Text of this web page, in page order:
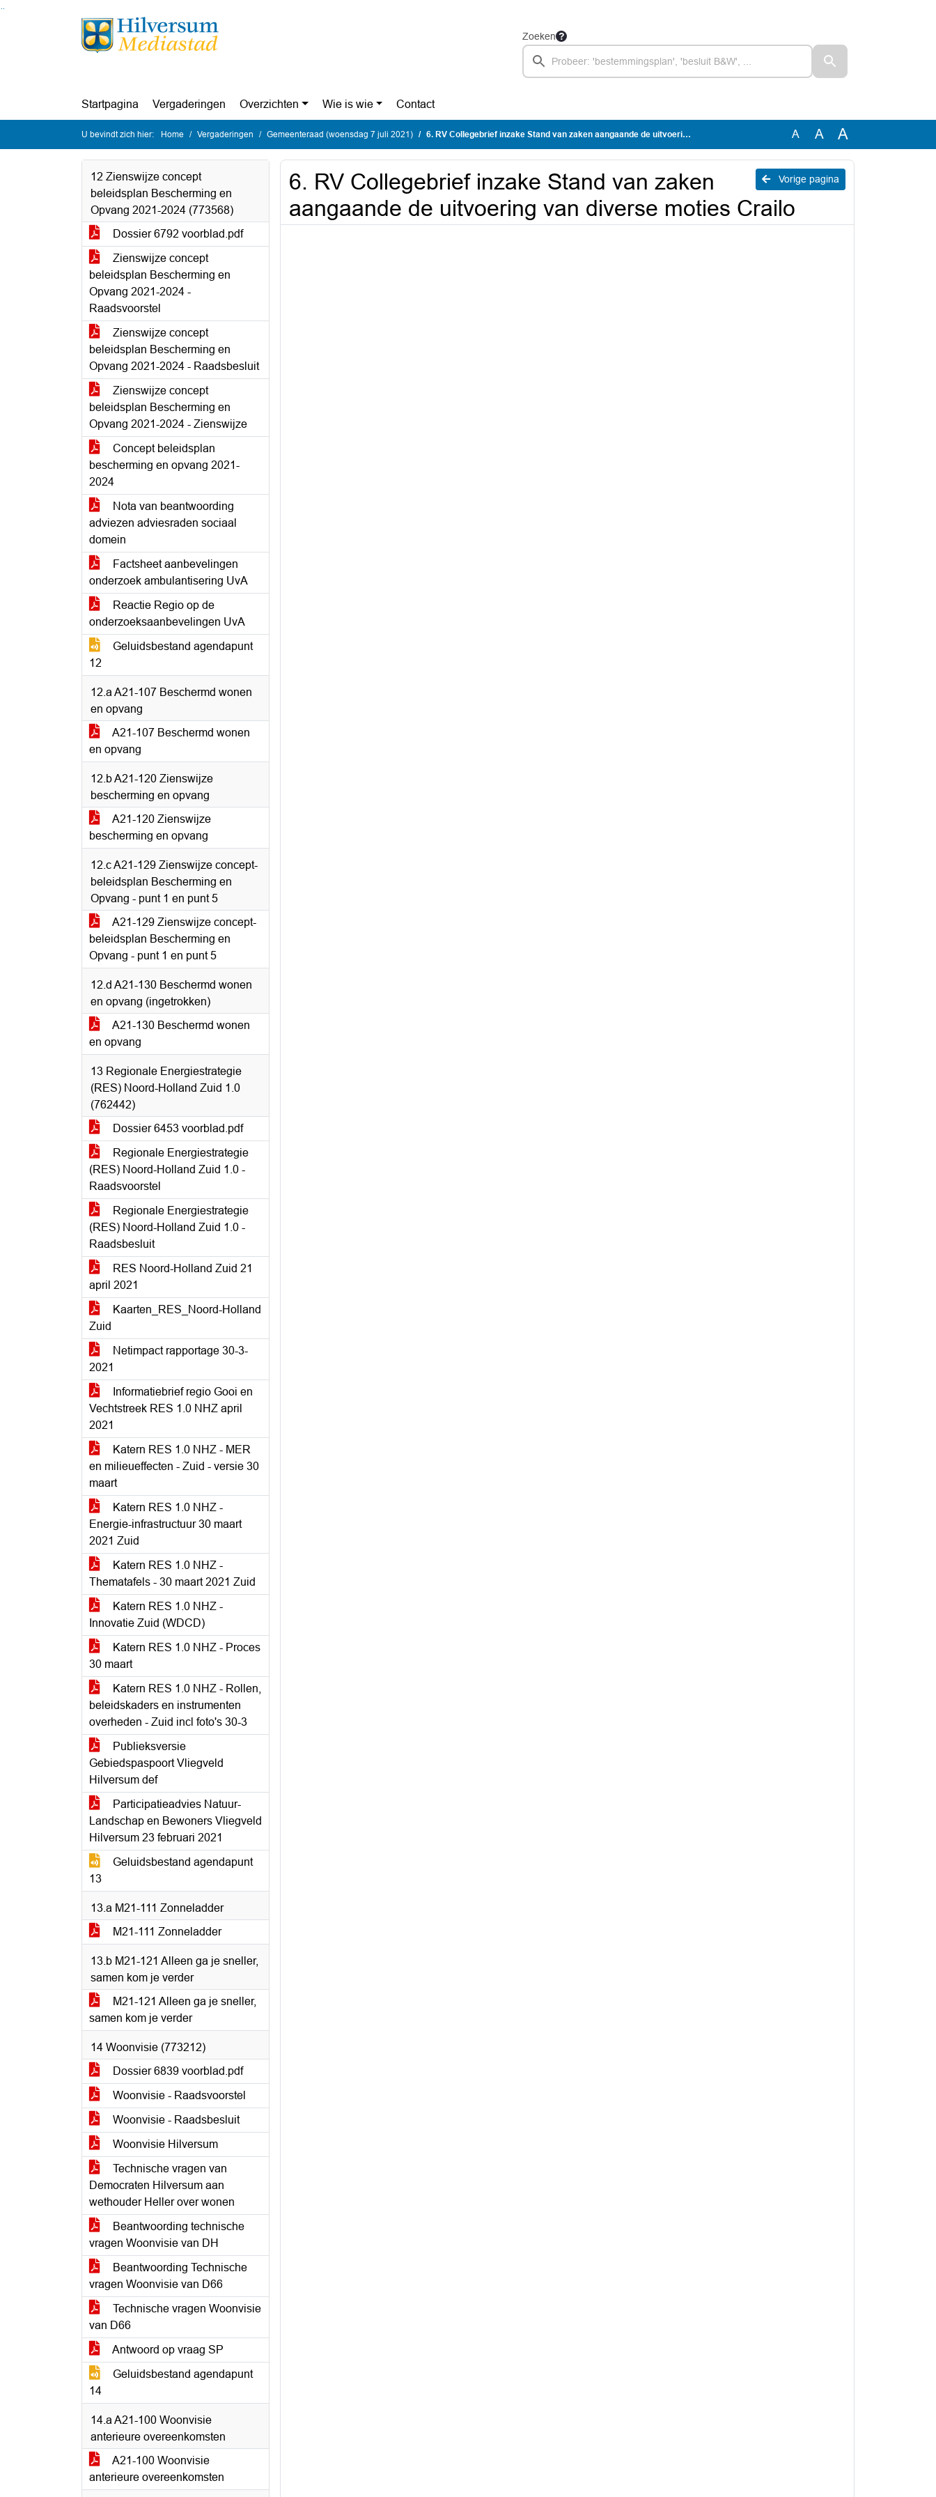
Ga naar de inhoud van deze pagina
Ga naar het zoeken
Ga naar het menu
Zoeken
Startpagina Vergaderingen Overzichten Wie is wie Contact
U bevindt zich hier: Home Vergaderingen Gemeenteraad (woensdag 7 juli 2021) 6. RV Collegebrief inzake Stand van zaken aangaande de uitvoering van diverse moties Crailo A A A
12 Zienswijze concept
beleidsplan Bescherming en
Opvang 2021-2024 (773568)
Dossier 6792 voorblad.pdf
Zienswijze concept
beleidsplan Bescherming en
Opvang 2021-2024 -
Raadsvoorstel
Zienswijze concept
beleidsplan Bescherming en
Opvang 2021-2024 - Raadsbesluit
Zienswijze concept
beleidsplan Bescherming en
Opvang 2021-2024 - Zienswijze
Concept beleidsplan
bescherming en opvang 2021-
2024
Nota van beantwoording
adviezen adviesraden sociaal
domein
Factsheet aanbevelingen
onderzoek ambulantisering UvA
Reactie Regio op de
onderzoeksaanbevelingen UvA
Geluidsbestand agendapunt
12
12.a A21-107 Beschermd wonen
en opvang
A21-107 Beschermd wonen
en opvang
12.b A21-120 Zienswijze
bescherming en opvang
A21-120 Zienswijze
bescherming en opvang
12.c A21-129 Zienswijze concept-
beleidsplan Bescherming en
Opvang - punt 1 en punt 5
A21-129 Zienswijze concept-
beleidsplan Bescherming en
Opvang - punt 1 en punt 5
12.d A21-130 Beschermd wonen
en opvang (ingetrokken)
A21-130 Beschermd wonen
en opvang
13 Regionale Energiestrategie
(RES) Noord-Holland Zuid 1.0
(762442)
Dossier 6453 voorblad.pdf
Regionale Energiestrategie
(RES) Noord-Holland Zuid 1.0 -
Raadsvoorstel
Regionale Energiestrategie
(RES) Noord-Holland Zuid 1.0 -
Raadsbesluit
RES Noord-Holland Zuid 21
april 2021
Kaarten_RES_Noord-Holland
Zuid
Netimpact rapportage 30-3-
2021
Informatiebrief regio Gooi en
Vechtstreek RES 1.0 NHZ april
2021
Katern RES 1.0 NHZ - MER
en milieueffecten - Zuid - versie 30
maart
Katern RES 1.0 NHZ -
Energie-infrastructuur 30 maart
2021 Zuid
Katern RES 1.0 NHZ -
Thematafels - 30 maart 2021 Zuid
Katern RES 1.0 NHZ -
Innovatie Zuid (WDCD)
Katern RES 1.0 NHZ - Proces
30 maart
Katern RES 1.0 NHZ - Rollen,
beleidskaders en instrumenten
overheden - Zuid incl foto's 30-3
Publieksversie
Gebiedspaspoort Vliegveld
Hilversum def
Participatieadvies Natuur-
Landschap en Bewoners Vliegveld
Hilversum 23 februari 2021
Geluidsbestand agendapunt
13
13.a M21-111 Zonneladder
M21-111 Zonneladder
13.b M21-121 Alleen ga je sneller,
samen kom je verder
M21-121 Alleen ga je sneller,
samen kom je verder
14 Woonvisie (773212)
Dossier 6839 voorblad.pdf
Woonvisie - Raadsvoorstel
Woonvisie - Raadsbesluit
Woonvisie Hilversum
Technische vragen van
Democraten Hilversum aan
wethouder Heller over wonen
Beantwoording technische
vragen Woonvisie van DH
Beantwoording Technische
vragen Woonvisie van D66
Technische vragen Woonvisie
van D66
Antwoord op vraag SP
Geluidsbestand agendapunt
14
14.a A21-100 Woonvisie
anterieure overeenkomsten
A21-100 Woonvisie
anterieure overeenkomsten
Vorige pagina
6. RV Collegebrief inzake Stand van zaken
aangaande de uitvoering van diverse moties Crailo